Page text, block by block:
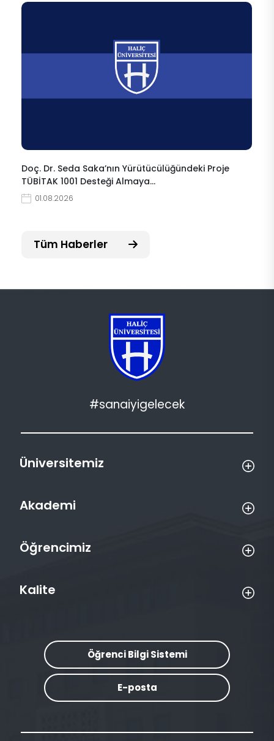
Doç. Dr. Seda Saka’nın Yürütücülüğündeki Proje
TÜBİTAK 1001 Desteği Almaya…
01.08.2026
Tüm Haberler
#sanaiyigelecek
Üniversitemiz
Akademi
Öğrencimiz
Kalite
Öğrenci Bilgi Sistemi
E-posta